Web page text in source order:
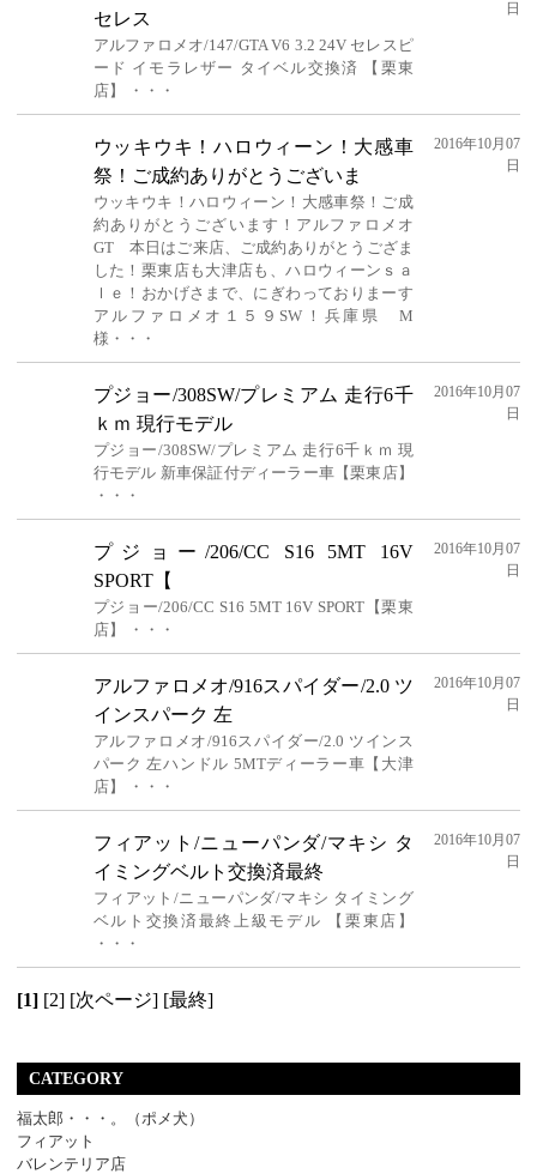
セレス
アルファロメオ/147/GTA V6 3.2 24V セレスピ
ード イモラレザー タイベル交換済 【栗東
店】 ・・・
日
ウッキウキ！ハロウィーン！大感車
祭！ご成約ありがとうございま
ウッキウキ！ハロウィーン！大感車祭！ご成
約ありがとうございます！アルファロメオ
GT 本日はご来店、ご成約ありがとうござま
した！栗東店も大津店も、ハロウィーンｓａ
ｌｅ！おかげさまで、にぎわっておりまーす
アルファロメオ１５９SW！兵庫県 M
様・・・
2016年10月07
日
プジョー/308SW/プレミアム 走行6千
ｋｍ 現行モデル
プジョー/308SW/プレミアム 走行6千ｋｍ 現
行モデル 新車保証付ディーラー車【栗東店】
・・・
2016年10月07
日
プジョー/206/CC S16 5MT 16V
SPORT【
プジョー/206/CC S16 5MT 16V SPORT【栗東
店】 ・・・
2016年10月07
日
アルファロメオ/916スパイダー/2.0 ツ
インスパーク 左
アルファロメオ/916スパイダー/2.0 ツインス
パーク 左ハンドル 5MTディーラー車【大津
店】 ・・・
2016年10月07
日
フィアット/ニューパンダ/マキシ タ
イミングベルト交換済最終
フィアット/ニューパンダ/マキシ タイミング
ベルト交換済最終上級モデル 【栗東店】
・・・
2016年10月07
日
[1] [2] [次ページ] [最終]
CATEGORY
福太郎・・・。（ポメ犬）
フィアット
バレンテリア店